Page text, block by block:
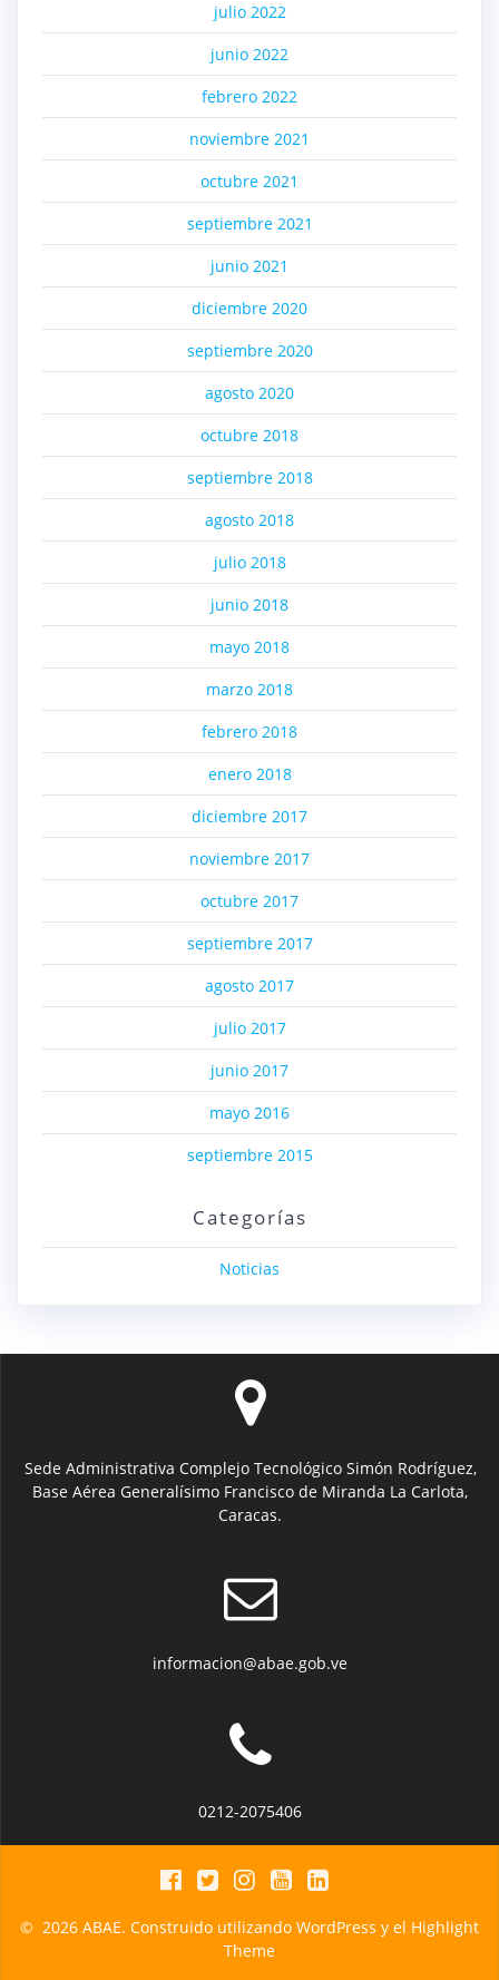
julio 2022
junio 2022
febrero 2022
noviembre 2021
octubre 2021
septiembre 2021
junio 2021
diciembre 2020
septiembre 2020
agosto 2020
octubre 2018
septiembre 2018
agosto 2018
julio 2018
junio 2018
mayo 2018
marzo 2018
febrero 2018
enero 2018
diciembre 2017
noviembre 2017
octubre 2017
septiembre 2017
agosto 2017
julio 2017
junio 2017
mayo 2016
septiembre 2015
Categorías
Noticias
Sede Administrativa Complejo Tecnológico Simón Rodríguez,
Base Aérea Generalísimo Francisco de Miranda La Carlota,
Caracas.
informacion@abae.gob.ve
0212-2075406
© 2026 ABAE. Construido utilizando WordPress y el Highlight
Theme